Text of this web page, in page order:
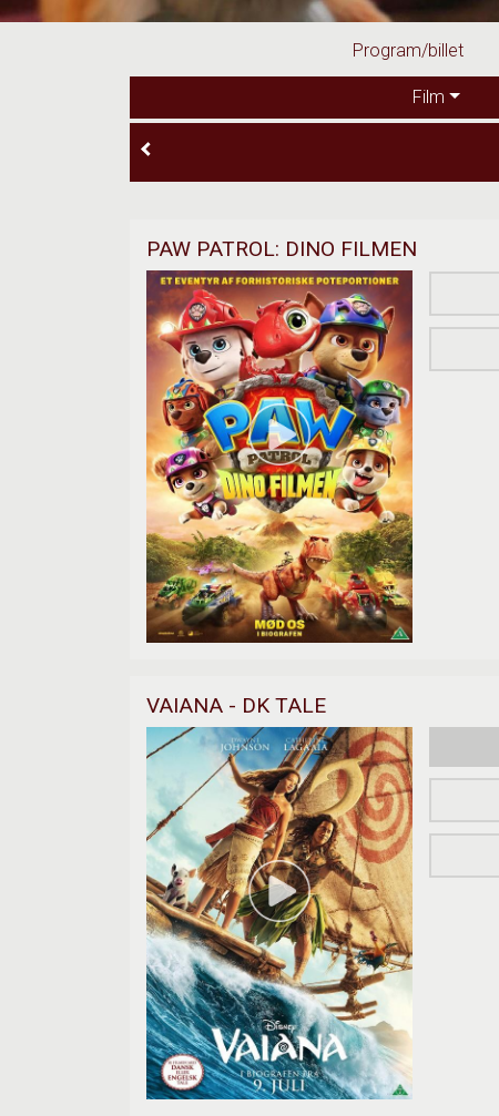
Program/billet
Film
PAW PATROL: DINO FILMEN
VAIANA - DK TALE